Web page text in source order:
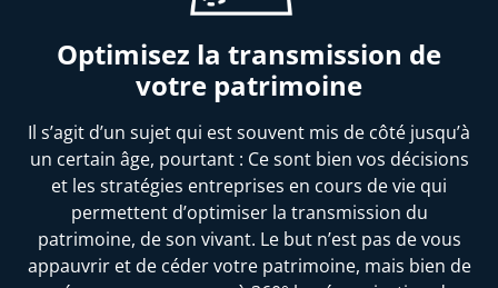
Optimisez la transmission de
votre patrimoine
Il s’agit d’un sujet qui est souvent mis de côté jusqu’à
un certain âge, pourtant : Ce sont bien vos décisions
et les stratégies entreprises en cours de vie qui
permettent d’optimiser la transmission du
patrimoine, de son vivant. Le but n’est pas de vous
appauvrir et de céder votre patrimoine, mais bien de